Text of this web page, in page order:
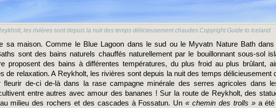
les rivières sont depuis la nuit des temps délicieusement chaudes.Copyright Guide to Iceland
sa maison. Comme le Blue Lagoon dans le sud ou le Myvatn Nature Bath
sont des bains naturels chauffés naturellement par le bouillonnant sous-sol
proposent des bains à différentes températures, du plus froid au plus brûlant,
de relaxation. A Reykholt, les rivières sont depuis la nuit des temps délicieusement
fleurir de-ci de-là dans la rase campagne minérale des serres agricoles dans
entre autres avec amour des bananes ! Sur la route de Reykholt, des
milieu des rochers et des cascades à Fossatun. Un « chemin des trolls » a